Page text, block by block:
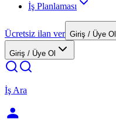
İş Planlaması
Ücretsiz ilan ver Giriş / Üye Ol
Giriş / Üye Ol
İş Ara